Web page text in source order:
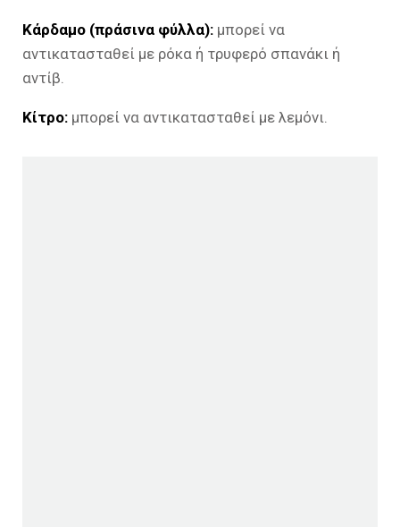
Κάρδαμο (πράσινα φύλλα): μπορεί να
αντικατασταθεί με ρόκα ή τρυφερό σπανάκι ή
αντίβ.
Κίτρο: μπορεί να αντικατασταθεί με λεμόνι.